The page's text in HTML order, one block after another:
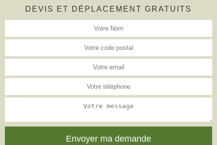
DEVIS ET DÉPLACEMENT GRATUITS